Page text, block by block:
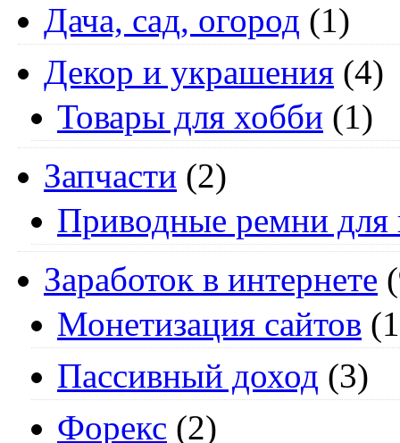
Дача, сад, огород (1)
Декор и украшения (4)
Товары для хобби (1)
Запчасти (2)
Приводные ремни для
Заработок в интернете
Монетизация сайтов
Пассивный доход (3)
Форекс (2)